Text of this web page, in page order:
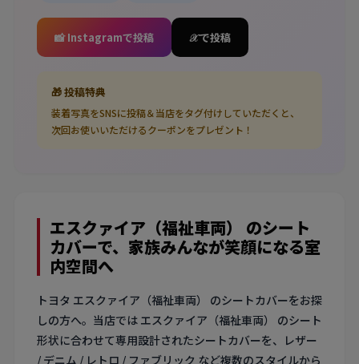
📸 Instagramで投稿 𝒳 で投稿
🎁 投稿特典
装着写真をSNSに投稿＆当店をタグ付けしていただくと、
次回お使いいただけるクーポンをプレゼント！
エスクァイア（福祉車両） のシート
カバーで、家族みんなが笑顔になる室
内空間へ
トヨタ エスクァイア（福祉車両） のシートカバーをお探
しの方へ。当店では エスクァイア（福祉車両） のシート
形状に合わせて専用設計されたシートカバーを、レザー
/ デニム / レトロ / ファブリック など複数のスタイルから